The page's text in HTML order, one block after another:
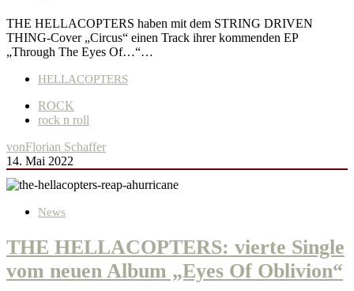
THE HELLACOPTERS haben mit dem STRING DRIVEN
THING-Cover „Circus“ einen Track ihrer kommenden EP
„Through The Eyes Of…“…
HELLACOPTERS
ROCK
rock n roll
vonFlorian Schaffer
14. Mai 2022
News
THE HELLACOPTERS: vierte Single
vom neuen Album „Eyes Of Oblivion“